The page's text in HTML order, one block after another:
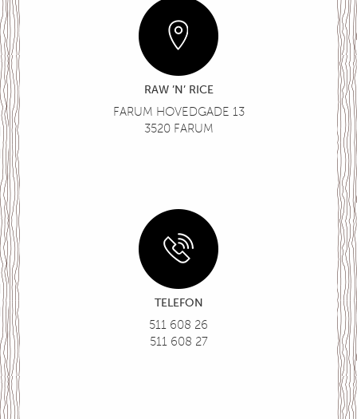
RAW ’N’ RICE
FARUM HOVEDGADE 13
3520 FARUM
TELEFON
511 608 26
511 608 27